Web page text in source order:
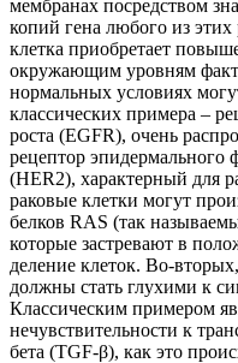
мембранах посредством
копий гена любого из этих
клетка приобретает
окружающим уровням
нормальных условиях
классических примера –
роста (EGFR), очень
рецептор эпидермального
(HER2), характерный для
раковые клетки могут
белков RAS (так
которые застревают в
деление клеток. Во-
должны стать глухими к
Классическим примером
нечувствительности к
бета (TGF-β), как это